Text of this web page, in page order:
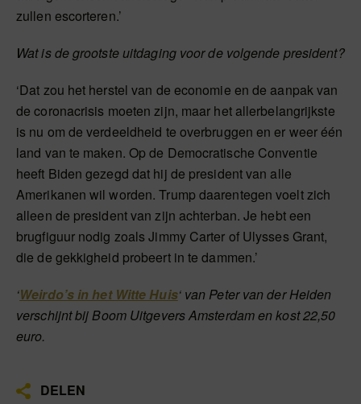
zullen escorteren.’
Wat is de grootste uitdaging voor de volgende president?
‘Dat zou het herstel van de economie en de aanpak van
de coronacrisis moeten zijn, maar het allerbelangrijkste
is nu om de verdeeldheid te overbruggen en er weer één
land van te maken. Op de Democratische Conventie
heeft Biden gezegd dat hij de president van alle
Amerikanen wil worden. Trump daarentegen voelt zich
alleen de president van zijn achterban. Je hebt een
brugfiguur nodig zoals Jimmy Carter of Ulysses Grant,
die de gekkigheid probeert in te dammen.’
‘Weirdo’s in het Witte Huis‘ van Peter van der Heiden
verschijnt bij Boom Uitgevers Amsterdam en kost 22,50
euro.
DELEN